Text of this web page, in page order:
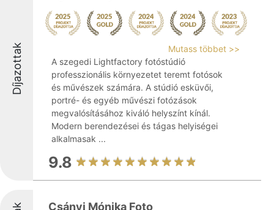
Díjazottak
Mutass többet >>
A szegedi Lightfactory fotóstúdió
professzionális környezetet teremt fotósok
és művészek számára. A stúdió esküvői,
portré- és egyéb művészi fotózások
megvalósításához kiváló helyszínt kínál.
Modern berendezései és tágas helyiségei
alkalmasak ...
9.8
Csányi Mónika Foto